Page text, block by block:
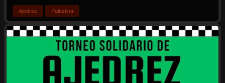
Ajedrez Palestina